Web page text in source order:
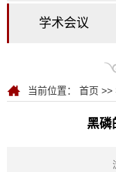
学术会议
当前位置： 首页 >>
黑磷